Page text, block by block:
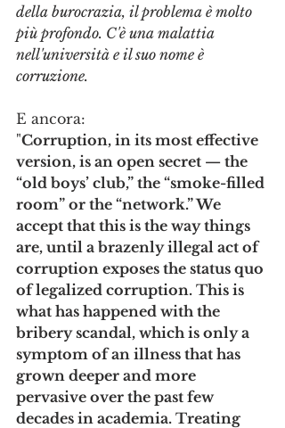
della burocrazia, il problema è molto
più profondo. C'è una malattia
nell'università e il suo nome è
corruzione.
E ancora:
"Corruption, in its most effective
version, is an open secret — the
“old boys’ club,” the “smoke-filled
room” or the “network.” We
accept that this is the way things
are, until a brazenly illegal act of
corruption exposes the status quo
of legalized corruption. This is
what has happened with the
bribery scandal, which is only a
symptom of an illness that has
grown deeper and more
pervasive over the past few
decades in academia. Treating